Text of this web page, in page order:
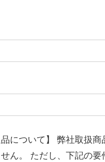
品について】 弊社取扱
ん。 ただし、下記の